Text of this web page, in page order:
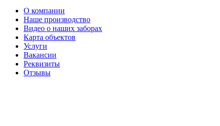
О компании
Наше производство
Видео о наших заборах
Карта объектов
Услуги
Вакансии
Реквизиты
Отзывы